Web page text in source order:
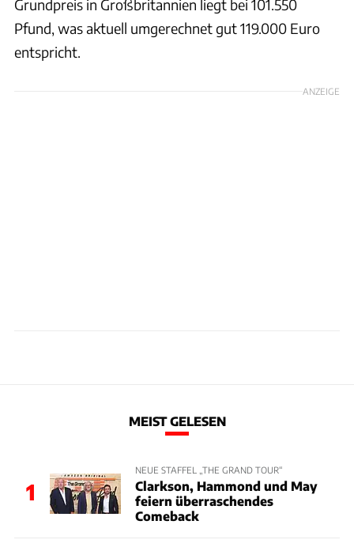
Grundpreis in Großbritannien liegt bei 101.550
Pfund, was aktuell umgerechnet gut 119.000 Euro
entspricht.
ANZEIGE
MEIST GELESEN
1
NEUE STAFFEL „THE GRAND TOUR“
Clarkson, Hammond und May
feiern überraschendes
Comeback